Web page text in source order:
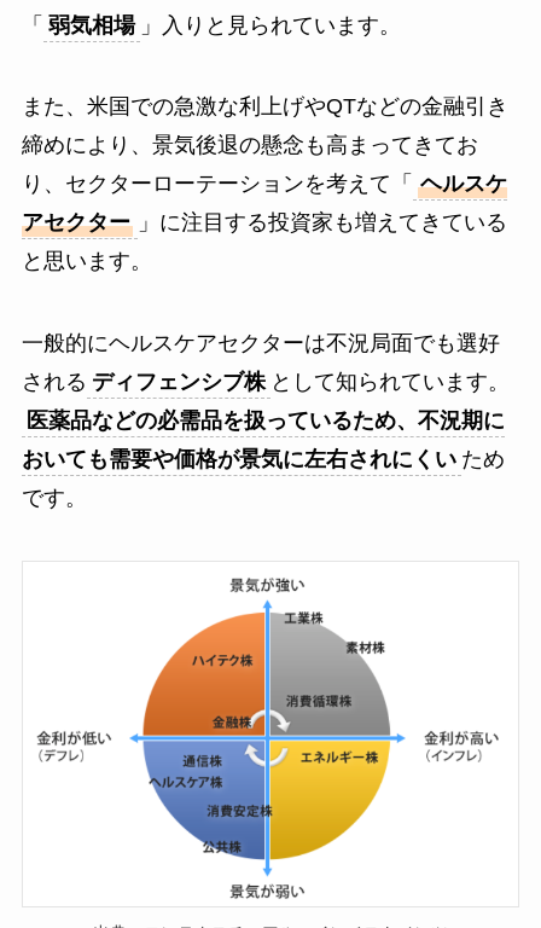
「 弱気相場 」入りと見られています。
また、米国での急激な利上げやQTなどの金融引き
締めにより、景気後退の懸念も高まってきてお
り、セクターローテーションを考えて「 ヘルスケ
アセクター
」に注目する投資家も増えてきている
と思います。
一般的にヘルスケアセクターは不況局面でも選好
される ディフェンシブ株 として知られています。
医薬品などの必需品を扱っているため、不況期に
おいても需要や価格が景気に左右されにくい ため
です。